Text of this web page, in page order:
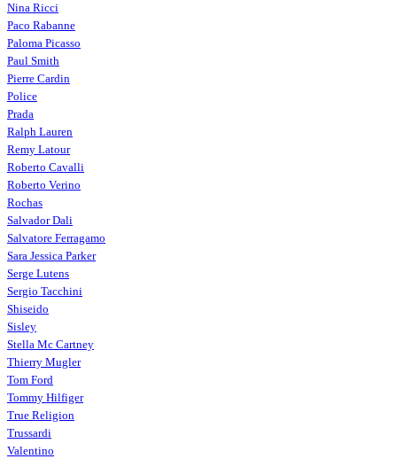
Nina Ricci
Paco Rabanne
Paloma Picasso
Paul Smith
Pierre Cardin
Police
Prada
Ralph Lauren
Remy Latour
Roberto Cavalli
Roberto Verino
Rochas
Salvador Dali
Salvatore Ferragamo
Sara Jessica Parker
Serge Lutens
Sergio Tacchini
Shiseido
Sisley
Stella Mc Cartney
Thierry Mugler
Tom Ford
Tommy Hilfiger
True Religion
Trussardi
Valentino